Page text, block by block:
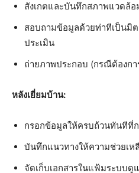
สังเกตและบันทึกสภาพแวดล้อ
สอบถามข้อมูลด้วยท่าทีเป็นมิต
ประเมิน
ถ่ายภาพประกอบ (กรณีต้องก
หลังเยี่ยมบ้าน:
กรอกข้อมูลให้ครบถ้วนทันทีที่
บันทึกแนวทางให้ความช่วยเห
จัดเก็บเอกสารในแฟ้มระบบดู